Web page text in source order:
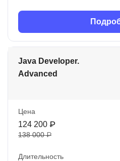
Java Developer.
Advanced
Цена
124 200 ₽
138 000 ₽
Длительность